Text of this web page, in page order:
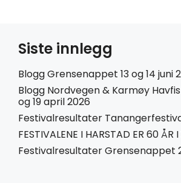
Siste innlegg
Blogg Grensenappet 13 og 14 juni
Blogg Nordvegen & Karmøy
og 19 april 2026
Festivalresultater
FESTIVALENE I HARSTAD ER 60 ÅR
Festivalresultater Grensenappet